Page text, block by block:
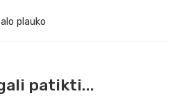
plauko
patikti...